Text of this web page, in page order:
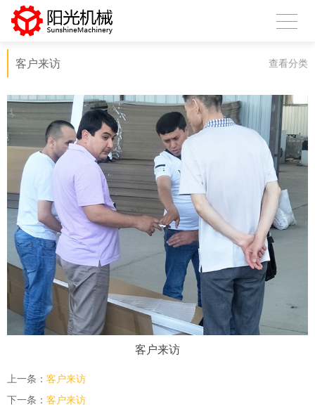
客户来访 查看分类
客户来访
上一条： 客户来访
下一条： 客户来访
扫描微信二维码